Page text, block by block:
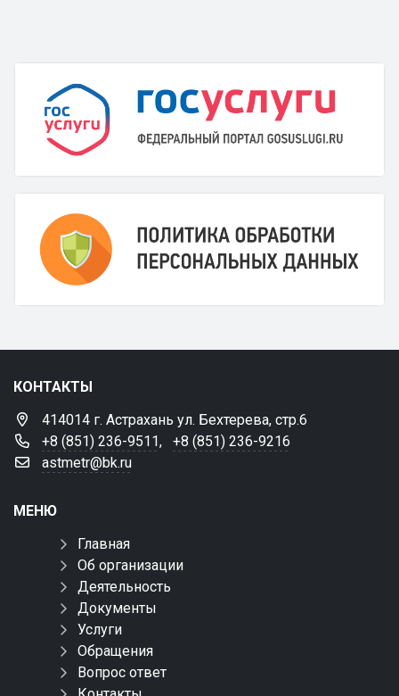
КОНТАКТЫ
414014 г. Астрахань ул. Бехтерева, стр.6
+8 (851) 236-9511,
+8 (851) 236-9216
astmetr@bk.ru
МЕНЮ
Главная
Об организации
Деятельность
Документы
Услуги
Обращения
Вопрос ответ